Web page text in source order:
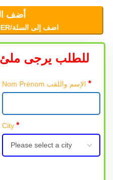
أضف
AJOUTER AU PANIER/اضف إلى السلة
للطلب يرجى ملئ
*
City *